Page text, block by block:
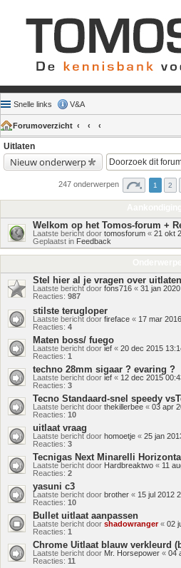
Snelle links V&A
Forumoverzicht
Uitlaten
Nieuw onderwerp
247 onderwerpen 1 2
Welkom op het Tomos-forum +
Laatste bericht door tomosforum « 21 okt
Geplaatst in Feedback
Stel hier al je vragen over uitlaten
Laatste bericht door fons716 « 31 jan
Reacties: 987
stilste terugloper
Laatste bericht door fireface « 17 mar
Reacties: 4
Maten boss/ fuego
Laatste bericht doorief « 20 dec 2015
Reacties: 1
techno 28mm sigaar ? evaring ?
Laatste bericht door ief « 12 dec 2015
Reacties: 3
Tecno Standaard-snel speedy
Laatste bericht door thekillerbee « 03 apr
Reacties: 10
uitlaat vraag
Laatste bericht door homoetje « 25 jan
Reacties: 3
Tecnigas Next Minarelli
Laatste bericht door Hardbreaktwo « 11
Reacties: 2
yasuni c3
Laatste bericht door brother « 15 jul 2012
Reacties: 10
Bullet uitlaat aanpassen
Laatste bericht door shadowranger« 02
Reacties: 1
Chrome Uitlaat blauw verkleurd
Laatste bericht door Mr. Horsepower « 04
Reacties: 11